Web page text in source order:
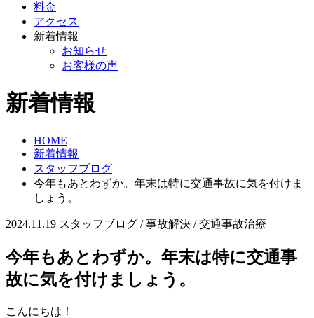
料金
アクセス
新着情報
お知らせ
お客様の声
新着情報
HOME
新着情報
スタッフブログ
今年もあとわずか。年末は特に交通事故に気を付けま
しょう。
2024.11.19 スタッフブログ / 事故解決 / 交通事故治療
今年もあとわずか。年末は特に交通事
故に気を付けましょう。
こんにちは！